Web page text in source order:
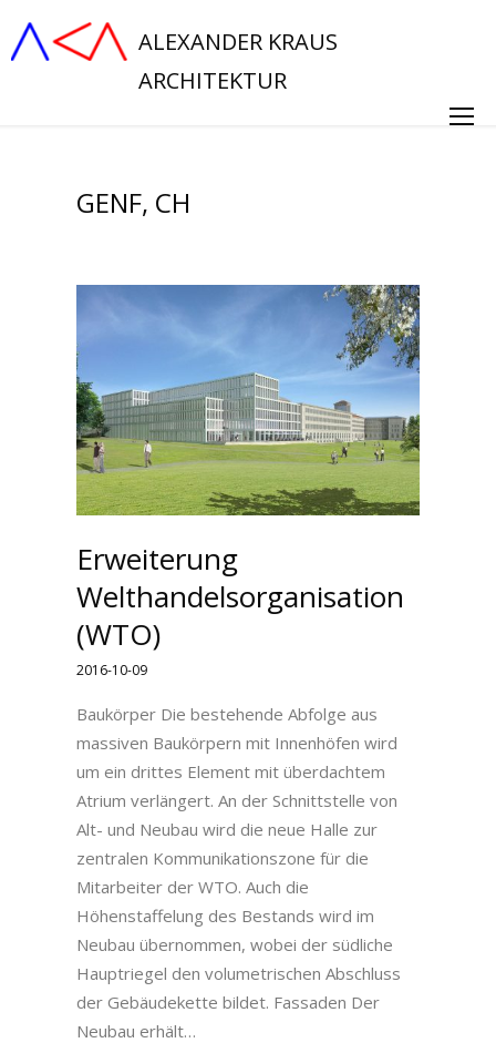
ALEXANDER KRAUS
ARCHITEKTUR
GENF, CH
Erweiterung
Welthandelsorganisation
(WTO)
2016-10-09
Baukörper Die bestehende Abfolge aus
massiven Baukörpern mit Innenhöfen wird
um ein drittes Element mit überdachtem
Atrium verlängert. An der Schnittstelle von
Alt- und Neubau wird die neue Halle zur
zentralen Kommunikationszone für die
Mitarbeiter der WTO. Auch die
Höhenstaffelung des Bestands wird im
Neubau übernommen, wobei der südliche
Hauptriegel den volumetrischen Abschluss
der Gebäudekette bildet. Fassaden Der
Neubau erhält…